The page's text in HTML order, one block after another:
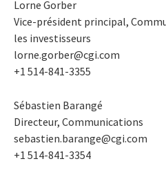
Lorne Gorber
Vice-président principal,
les investisseurs
lorne.gorber@cgi.com
+1 514-841-3355
Sébastien Barangé
Directeur, Communications
sebastien.barange@cgi.com
+1 514-841-3354